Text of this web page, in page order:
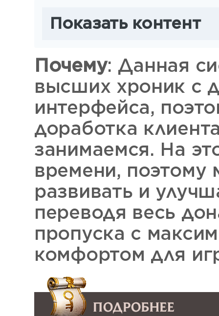
Показать контент
Почему: Данная
высших хроник с
интерфейса,
доработка
занимаемся. На
времени, поэтому
развивать и
переводя весь
пропуска с
комфортом для